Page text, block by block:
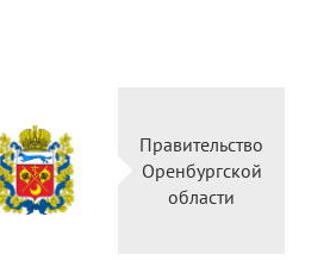
Правительство
Оренбургской
области